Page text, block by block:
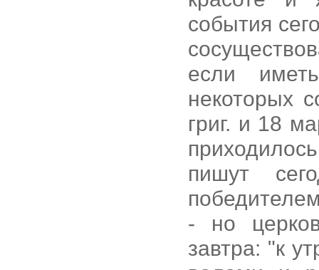
события
если
некоторых
григ. и 18
пишут
- но
завтра: "к